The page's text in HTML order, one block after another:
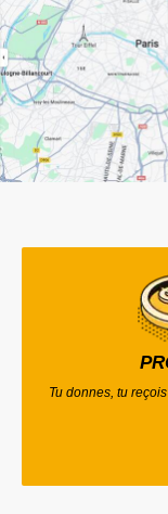
Tu donnes, tu